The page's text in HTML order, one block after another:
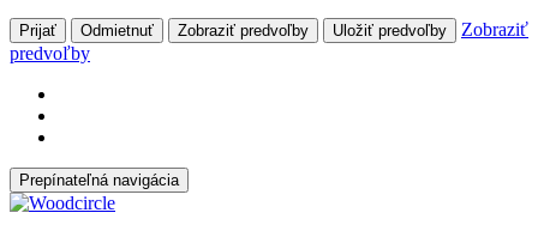
Prijať Odmietnuť Zobraziť predvoľby Uložiť predvoľby
Zobraziť
predvoľby
Prepínateľná navigácia